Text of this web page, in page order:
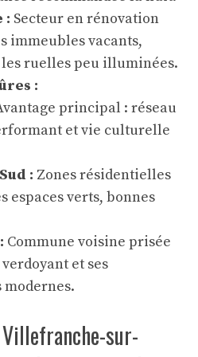
: Secteur en rénovation
immeubles vacants,
ruelles peu illuminées.
:
principal : réseau
et vie culturelle
: Zones résidentielles
espaces verts, bonnes
Commune voisine prisée
et ses
sur-